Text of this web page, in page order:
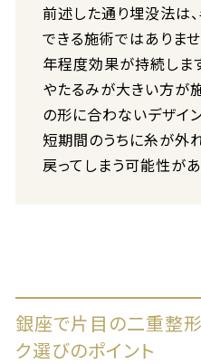
前述した通り埋没法は
できる施術ではありま
年程度効果が持続しま
やたるみが大きい方が
の形に合わないデザイ
短期間のうちに糸が外
戻ってしまう可能性があ
銀座で片目の二重整
ク選びのポイント